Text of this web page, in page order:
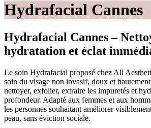
Hydrafacial Cannes
Hydrafacial Cannes –
hydratation et éclat
Le soin Hydrafacial proposé chez All
soin du visage non invasif, doux et
nettoyer, exfolier, extraire les impuretés et
profondeur. Adapté aux femmes et aux
les personnes souhaitant améliorer
peau, sans éviction sociale.